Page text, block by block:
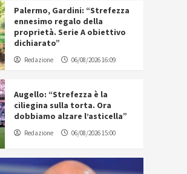
Palermo, Gardini: “Strefezza
ennesimo regalo della
proprietà. Serie A obiettivo
dichiarato”
Redazione 06/08/2026 16:09
Augello: “Strefezza è la
ciliegina sulla torta. Ora
dobbiamo alzare l’asticella”
Redazione 06/08/2026 15:00